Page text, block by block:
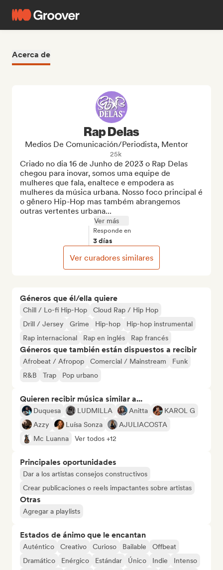
Acerca de
Géneros que él/ella quiere
Chill / Lo-fi Hip-Hop
Cloud Rap / Hip Hop
Drill / Jersey
Grime Hip-hop
Hip-hop instrumental
Rap internacional
Rap en inglés Rap francés
Géneros que también están dispuestos a recibir
Afrobeat / Afropop Comercial / Mainstream
Funk
R&B
Trap Pop urbano
Quieren recibir música similar a...
Duquesa LUDMILLA Anitta
KAROL G
Azzy
Luísa Sonza
AJULIACOSTA
Mc Luanna
Ver todos +12
Principales oportunidades
Dar a los artistas consejos constructivos
Crear publicaciones o reels impactantes sobre artistas
Otras
Agregar a playlists
Estados de ánimo que le encantan
Auténtico Creativo Curioso Bailable
Offbeat
Dramático
Enérgico Estándar Único Indie
Intenso
Rap Delas
Medios De Comunicación/Periodista, Mentor
25k
Criado no dia 16 de Junho de 2023 o Rap Delas
chegou para inovar, somos uma equipe de
mulheres que fala, enaltece e empodera as
mulheres da música urbana. Nosso foco principal é
o gênero Hip-Hop mas também abrangemos
outras vertentes urbana...
Ver más
Responde en
3 días
Ver curadores similares